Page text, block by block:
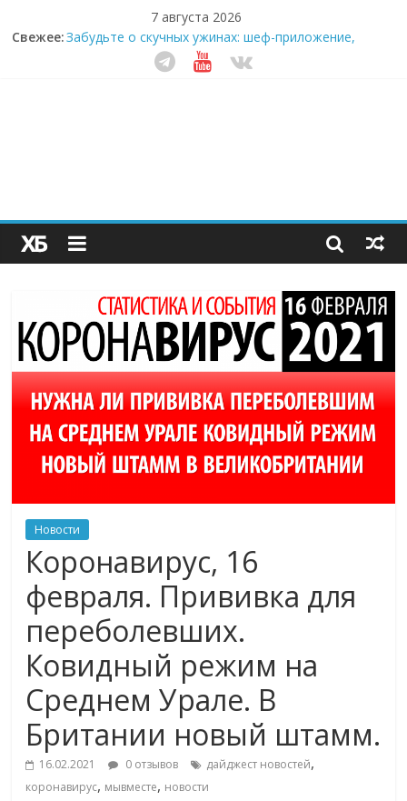
7 августа 2026
Свежее:Забудьте о скучных ужинах: шеф-приложение,
которое видит вашу еду насквозь
Небо зовёт: как бизнес на полётах дронов и
Секрет супергидратации: почему кокосовая вода с
пребиотиками становится главным трендом
здорового питания
Новости
Коронавирус, 16
февраля. Прививка для
переболевших.
Ковидный режим на
Среднем Урале. В
Британии новый штамм.
16.02.2021 0 отзывов дайджест новостей,
коронавирус, мывместе, новости